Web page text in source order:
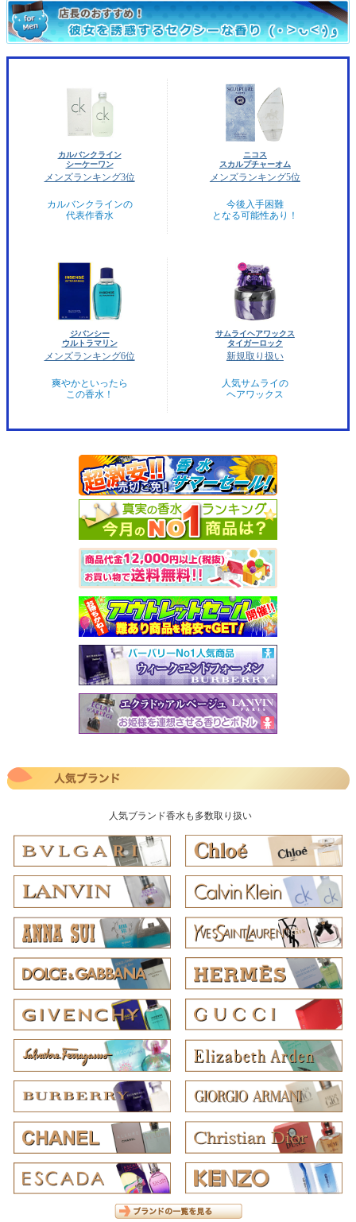
カルバンクライン
シーケーワン
メンズランキング3位
カルバンクラインの
代表作香水
ニコス
スカルプチャーオム
メンズランキング5位
今後入手困難
となる可能性あり！
ジバンシー
ウルトラマリン
メンズランキング6位
爽やかといったら
この香水！
サムライヘアワックス
タイガーロック
新規取り扱い
人気サムライの
ヘアワックス
人気ブランド香水も多数取り扱い